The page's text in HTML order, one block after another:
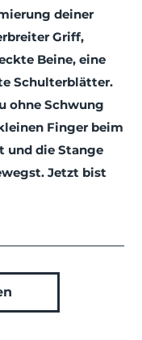
deiner
Griff,
Beine, eine
Schulterblätter.
ohne Schwung
Finger beim
und die Stange
Jetzt bist